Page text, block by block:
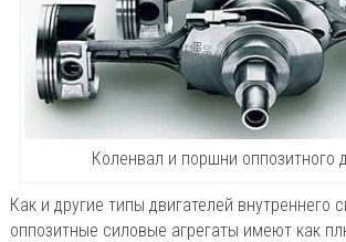
Коленвал и поршни оппозитного
Как и другие типы двигателей внутреннего
оппозитные силовые агрегаты имеют как